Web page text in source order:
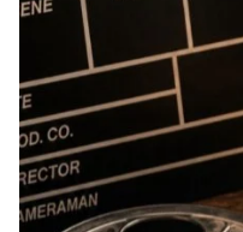
Recupera
tican News 👇
07/carmina-
espana-testimoni...
Foto
View on Facebook · Share